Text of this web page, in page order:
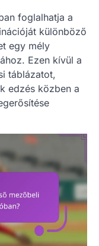
foglalhatja a
különböző
egy mély
Ezen kívül a
táblázatot,
edzés közben a